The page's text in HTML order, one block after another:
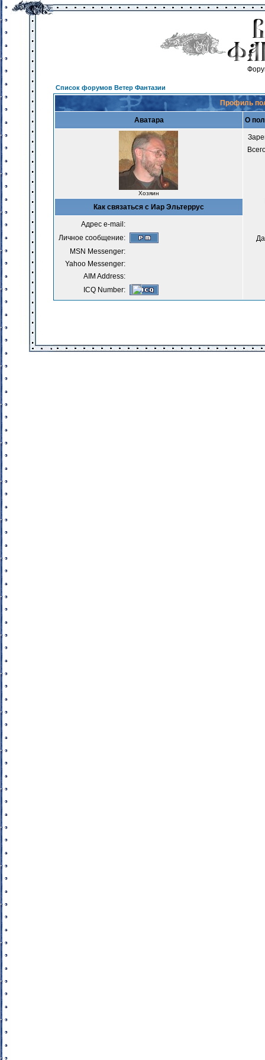
Список форумов Ветер Фантазии
Профиль
Аватара О
Хозяин
Как связаться с Иар Эльтеррус
Адрес e-mail:
Личное сообщение:
MSN Messenger:
Yahoo Messenger:
AIM Address:
ICQ Number: